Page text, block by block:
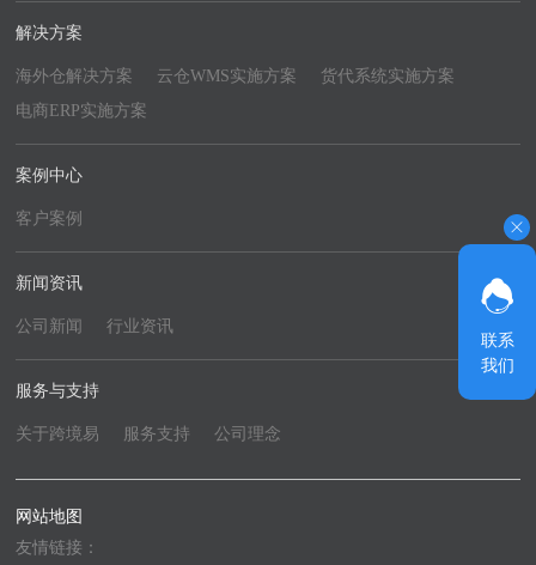
解决方案
海外仓解决方案 云仓WMS实施方案
货代系统实施方案
电商ERP实施方案
案例中心
客户案例
新闻资讯
公司新闻 行业资讯
服务与支持
关于跨境易 服务支持 公司理念
网站地图
友情链接：
联系
我们